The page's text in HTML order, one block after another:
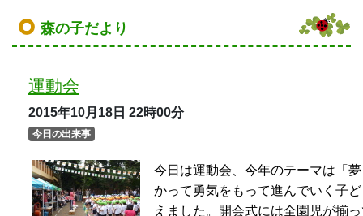
ンスを楽しそうに踊りました。み
わいかったです。
５歳児ゆり組・すみれ組 リレーの様
子
2015年10月15日22時00分
今日の出来事